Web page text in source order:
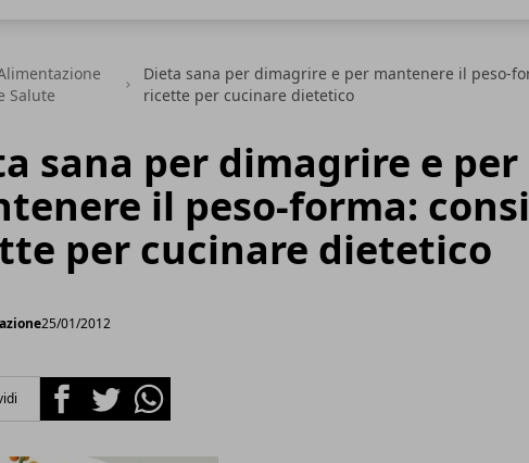
Salute
Dieta sana per dimagrire e per mantenere il peso-
ricette per cucinare dietetico
sana per dimagrire e per
il peso-forma:
per cucinare dietetico
25/01/2012
FacebookTwitterWhatsapp